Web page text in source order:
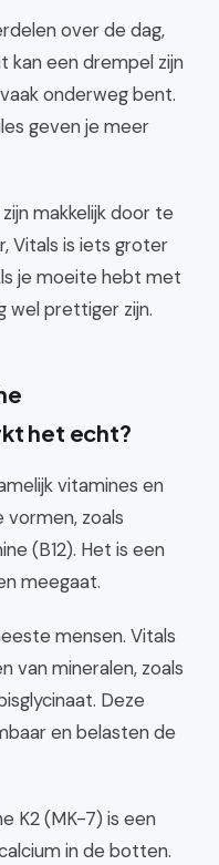
over de dag,
kan een drempel zijn
onderweg bent.
geven je meer
makkelijk door te
Vitals is iets groter
je moeite hebt met
wel prettiger zijn.
het echt?
vitamines en
vormen, zoals
(B12). Het is een
meegaat.
mensen. Vitals
van mineralen, zoals
Deze
en belasten de
K2 (MK-7) is een
in de botten.